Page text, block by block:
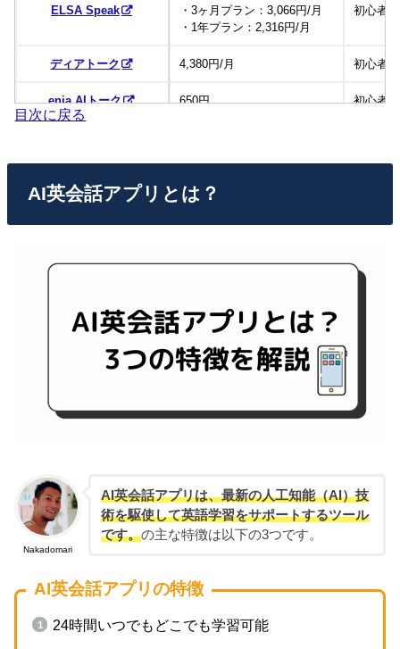
ELSA Speak
・3ヶ月プラン：3,066円/月
・1年プラン：2,316円/月
初心者
ディアトーク 4,380円/月 初心者
enja AIトーク 650円 初心者
スピフル 5,478円
TORAbit 2,178円 初心者
SayWow 3,000円 初心者
レシピー 7,280円
スタディサプリENGLISH
年間プラン：1,075円/月
Wordbox
(Wordbox Premium)
・Lifetime Premium：6,000円
目次に戻る
AI英会話アプリとは？
Nakadomari
AI英会話アプリは、最新の人工知能（AI）技
術を駆使して英語学習をサポートするツール
です。の主な特徴は以下の3つです。
AI英会話アプリの特徴
24時間いつでもどこでも学習可能